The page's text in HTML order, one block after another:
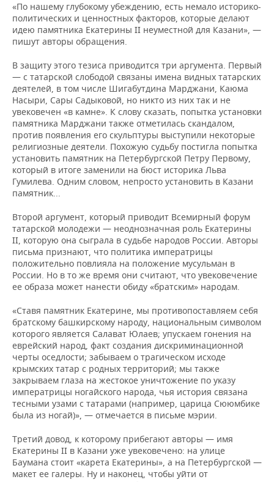
«По нашему глубокому убеждению, есть немало историко-
политических и ценностных факторов, которые делают
идею памятника Екатерины II неуместной для Казани», —
пишут авторы обращения.
В защиту этого тезиса приводится три аргумента. Первый
— с татарской слободой связаны имена видных татарских
деятелей, в том числе Шигабутдина Марджани, Каюма
Насыри, Сары Садыковой, но никто из них так и не
увековечен «в камне». К слову сказать, попытка установки
памятника Марджани также отметилась скандалом,
против появления его скульптуры выступили некоторые
религиозные деятели. Похожую судьбу постигла попытка
установить памятник на Петербургской Петру Первому,
который в итоге заменили на бюст историка Льва
Гумилева. Одним словом, непросто установить в Казани
памятник...
Второй аргумент, который приводит Всемирный форум
татарской молодежи — неоднозначная роль Екатерины
II, которую она сыграла в судьбе народов России. Авторы
письма признают, что политика императрицы
положительно повлияла на положение мусульман в
России. Но в то же время они считают, что увековечение
ее образа может нанести обиду «братским» народам.
«Ставя памятник Екатерине, мы противопоставляем себя
братскому башкирскому народу, национальным символом
которого является Салават Юлаев; упускаем гонения на
еврейский народ, факт создания дискриминационной
черты оседлости; забываем о трагическом исходе
крымских татар с родных территорий; мы также
закрываем глаза на жестокое уничтожение по указу
императрицы ногайского народа, чья история связана
тесными узами с татарами (например, царица Сююмбике
была из ногай)», — отмечается в письме мэрии.
Третий довод, к которому прибегают авторы — имя
Екатерины II в Казани уже увековечено: на улице
Баумана стоит «карета Екатерины», а на Петербургской —
макет ее галеры. Ну и наконец, чтобы уйти от